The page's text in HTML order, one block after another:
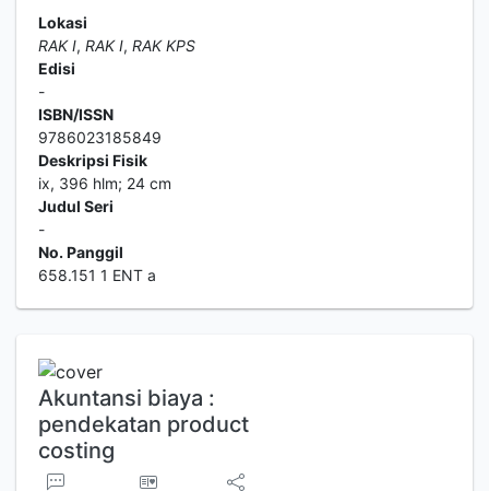
Lokasi
RAK I, RAK I, RAK KPS
Edisi
-
ISBN/ISSN
9786023185849
Deskripsi Fisik
ix, 396 hlm; 24 cm
Judul Seri
-
No. Panggil
658.151 1 ENT a
Akuntansi biaya :
pendekatan product
costing